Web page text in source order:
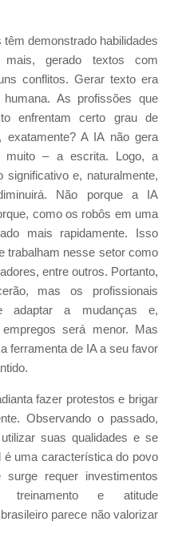
demonstrado habilidades
gerado textos com
conflitos. Gerar texto era
As profissões que
enfrentam certo grau de
A IA não gera
– a escrita. Logo, a
significativo e, naturalmente,
Não porque a IA
como os robôs em uma
mais rapidamente. Isso
trabalham nesse setor como
entre outros. Portanto,
mas os profissionais
adaptar a mudanças e,
será menor. Mas
ferramenta de IA a seu favor
fazer protestos e brigar
Observando o passado,
suas qualidades e se
é uma característica do povo
requer investimentos
treinamento e atitude
parece não valorizar